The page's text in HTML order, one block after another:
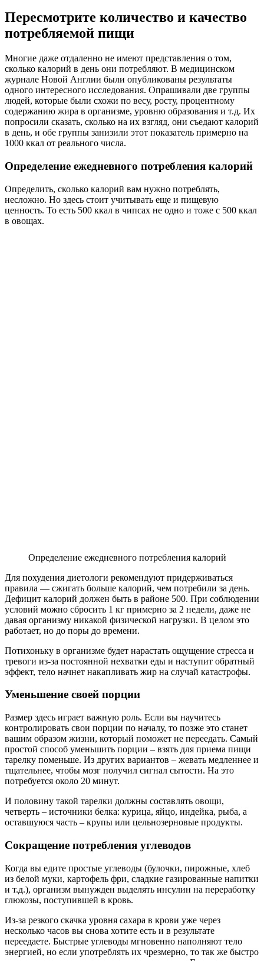
Пересмотрите количество и качество
потребляемой пищи
Многие даже отдаленно не имеют представления о том,
сколько калорий в день они потребляют. В медицинском
журнале Новой Англии были опубликованы результаты
одного интересного исследования. Опрашивали две группы
людей, которые были схожи по весу, росту, процентному
содержанию жира в организме, уровню образования и т.д. Их
попросили сказать, сколько на их взгляд, они съедают калорий
в день, и обе группы занизили этот показатель примерно на
1000 ккал от реального числа.
Определение ежедневного потребления калорий
Определить, сколько калорий вам нужно потреблять,
несложно. Но здесь стоит учитывать еще и пищевую
ценность. То есть 500 ккал в чипсах не одно и тоже с 500 ккал
в овощах.
Определение ежедневного потребления калорий
Для похудения диетологи рекомендуют придерживаться
правила — сжигать больше калорий, чем потребили за день.
Дефицит калорий должен быть в районе 500. При соблюдении
условий можно сбросить 1 кг примерно за 2 недели, даже не
давая организму никакой физической нагрузки. В целом это
работает, но до поры до времени.
Потихоньку в организме будет нарастать ощущение стресса и
тревоги из-за постоянной нехватки еды и наступит обратный
эффект, тело начнет накапливать жир на случай катастрофы.
Уменьшение своей порции
Размер здесь играет важную роль. Если вы научитесь
контролировать свои порции по началу, то позже это станет
вашим образом жизни, который поможет не переедать. Самый
простой способ уменьшить порции – взять для приема пищи
тарелку поменьше. Из других вариантов – жевать медленнее и
тщательнее, чтобы мозг получил сигнал сытости. На это
потребуется около 20 минут.
И половину такой тарелки должны составлять овощи,
четверть – источники белка: курица, яйцо, индейка, рыба, а
оставшуюся часть – крупы или цельнозерновые продукты.
Сокращение потребления углеводов
Когда вы едите простые углеводы (булочки, пирожные, хлеб
из белой муки, картофель фри, сладкие газированные напитки
и т.д.), организм вынужден выделять инсулин на переработку
глюкозы, поступившей в кровь.
Из-за резкого скачка уровня сахара в крови уже через
несколько часов вы снова хотите есть и в результате
переедаете. Быстрые углеводы мгновенно наполняют тело
энергией, но если употреблять их чрезмерно, то так же быстро